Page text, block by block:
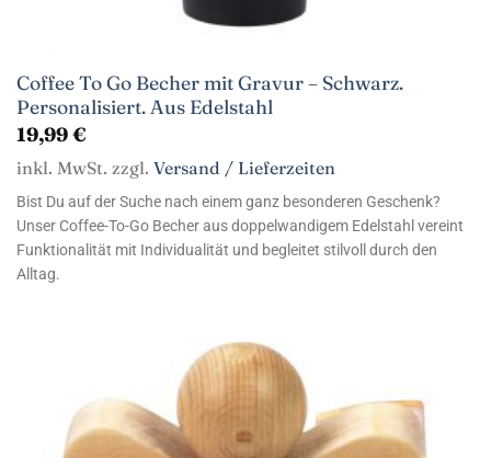
Coffee To Go Becher mit Gravur – Schwarz.
Personalisiert. Aus Edelstahl
19,99€
inkl. MwSt. zzgl. Versand / Lieferzeiten
Bist Du auf der Suche nach einem ganz besonderen Geschenk?
Unser Coffee-To-Go Becher aus doppelwandigem Edelstahl vereint
Funktionalität mit Individualität und begleitet stilvoll durch den
Alltag.